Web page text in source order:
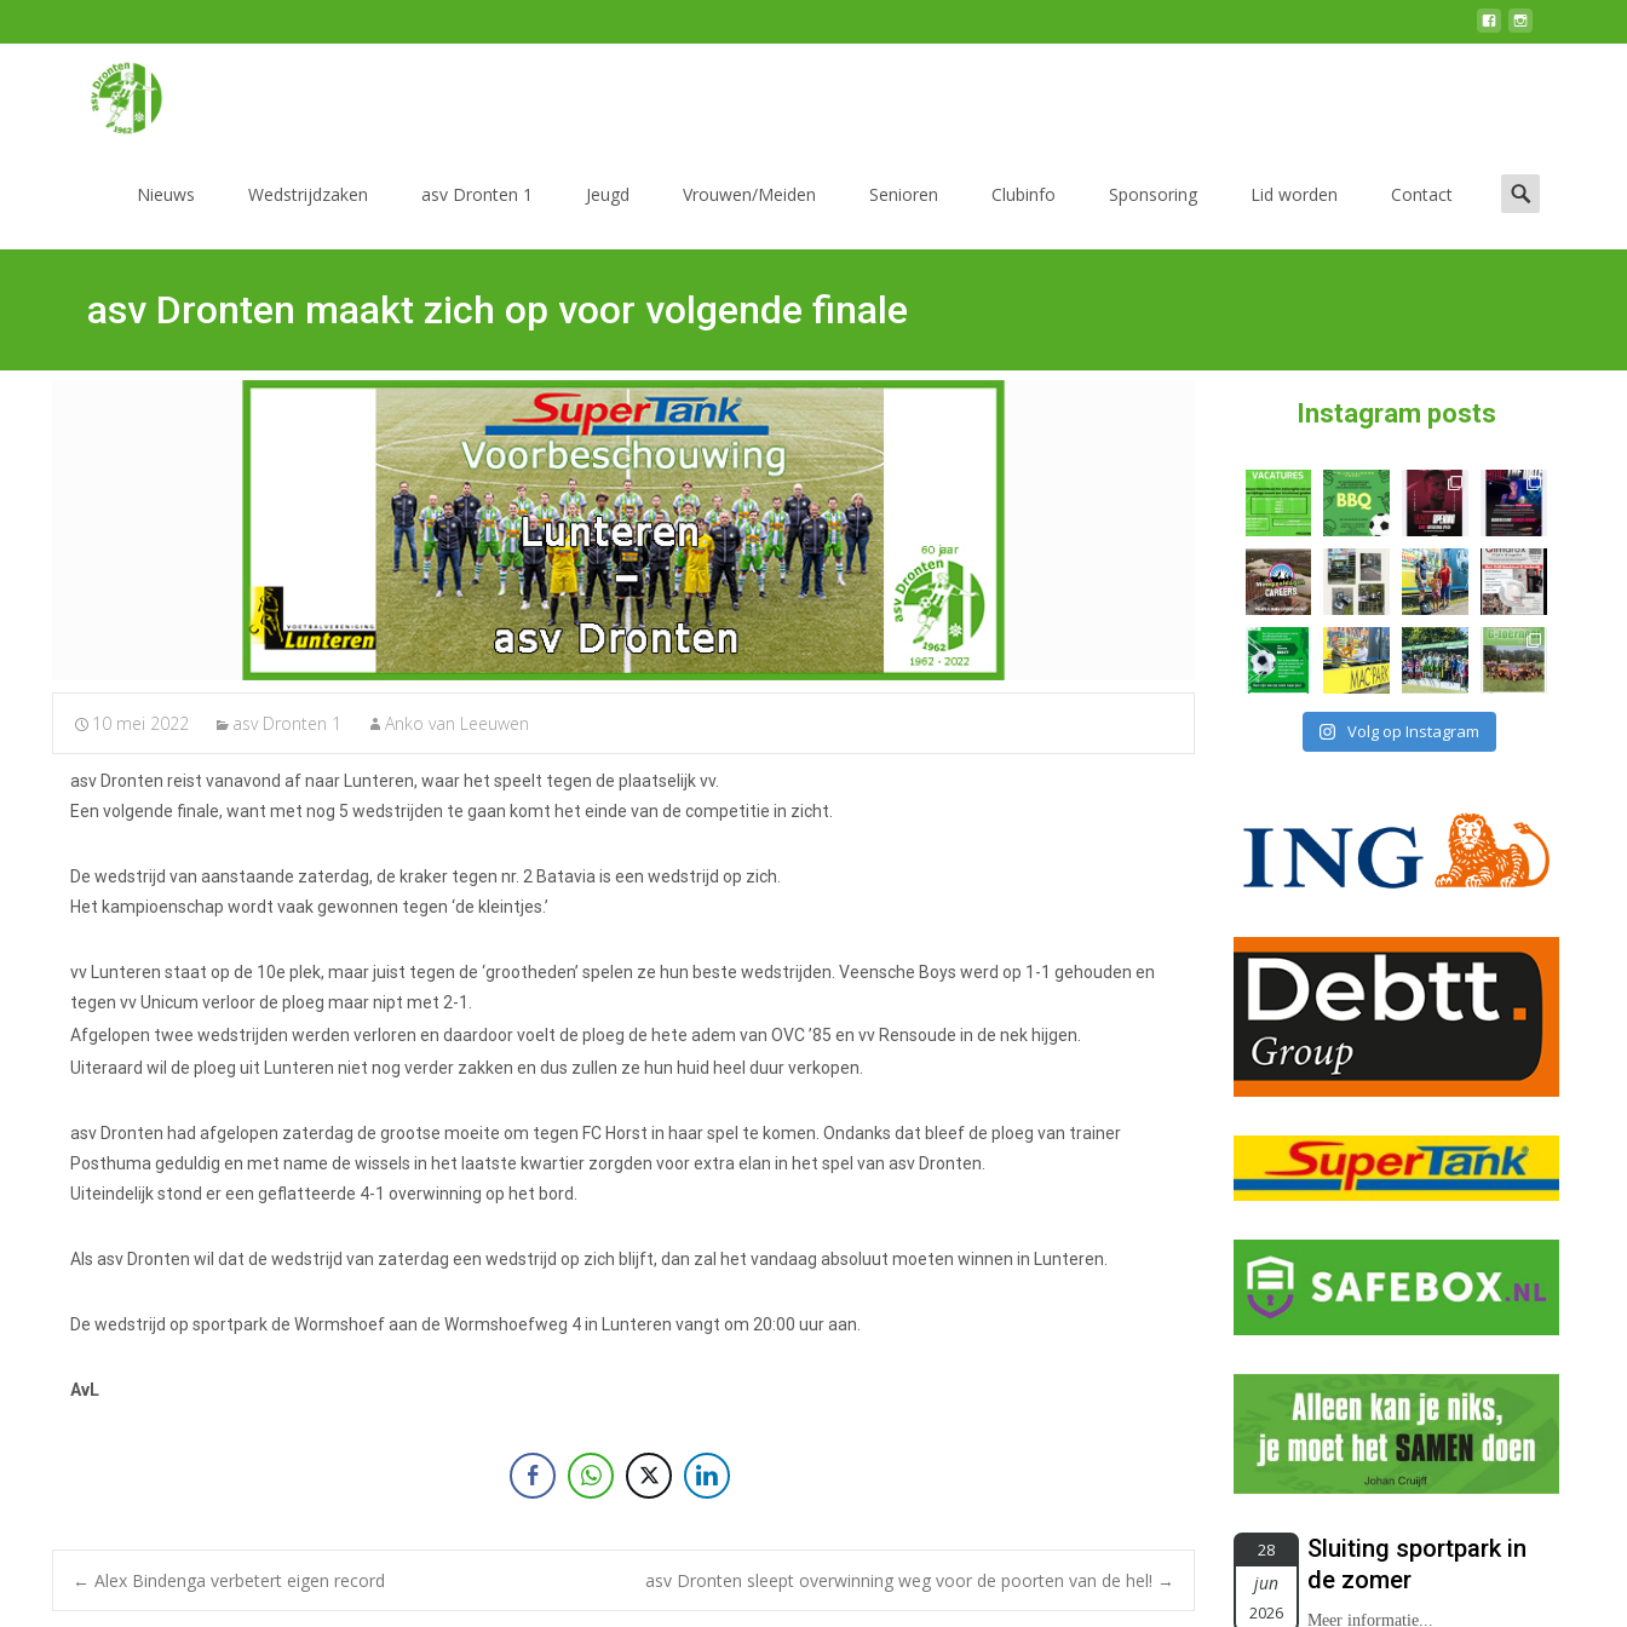
Nieuws Wedstrijdzaken asv Dronten 1 Jeugd Vrouwen/Meiden Senioren Clubinfo Sponsoring Lid worden Contact
asv Dronten maakt zich op voor volgende finale
10 mei 2022 asv Dronten 1 Anko van Leeuwen
asv Dronten reist vanavond af naar Lunteren, waar het speelt tegen de plaatselijk vv.
Een volgende finale, want met nog 5 wedstrijden te gaan komt het einde van de competitie in zicht.
De wedstrijd van aanstaande zaterdag, de kraker tegen nr. 2 Batavia is een wedstrijd op zich.
Het kampioenschap wordt vaak gewonnen tegen ‘de kleintjes.’
vv Lunteren staat op de 10e plek, maar juist tegen de ‘grootheden’ spelen ze hun beste wedstrijden. Veensche Boys werd op 1-1 gehouden en
tegen vv Unicum verloor de ploeg maar nipt met 2-1.
Afgelopen twee wedstrijden werden verloren en daardoor voelt de ploeg de hete adem van OVC ’85 en vv Rensoude in de nek hijgen.
Uiteraard wil de ploeg uit Lunteren niet nog verder zakken en dus zullen ze hun huid heel duur verkopen.
asv Dronten had afgelopen zaterdag de grootse moeite om tegen FC Horst in haar spel te komen. Ondanks dat bleef de ploeg van trainer
Posthuma geduldig en met name de wissels in het laatste kwartier zorgden voor extra elan in het spel van asv Dronten.
Uiteindelijk stond er een geflatteerde 4-1 overwinning op het bord.
Als asv Dronten wil dat de wedstrijd van zaterdag een wedstrijd op zich blijft, dan zal het vandaag absoluut moeten winnen in Lunteren.
De wedstrijd op sportpark de Wormshoef aan de Wormshoefweg 4 in Lunteren vangt om 20:00 uur aan.
AvL
← Alex Bindenga verbetert eigen record asv Dronten sleept overwinning weg voor de poorten van de hel! →
Instagram posts
Volg op Instagram
28
jun
2026
Sluiting sportpark in
de zomer
Meer informatie...